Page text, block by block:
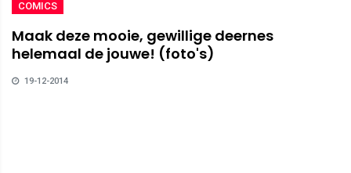
COMICS
Maak deze mooie, gewillige deernes
helemaal de jouwe! (foto's)
19-12-2014